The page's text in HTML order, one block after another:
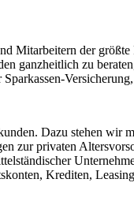
Mitarbeitern der
ganzheitlich zu
Dazu stehen
zur privaten
Krediten,